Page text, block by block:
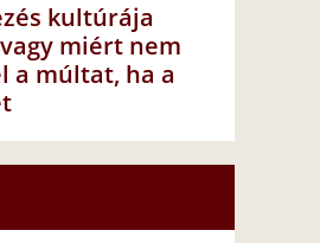
kultúrája
miért nem
a múltat, ha a